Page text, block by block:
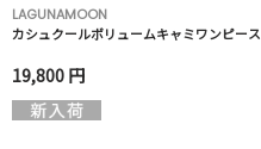
LAGUNAMOON
カシュクールボリュームキャミワンピース
19,800 円